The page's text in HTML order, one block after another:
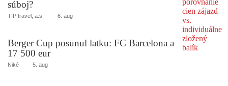
súboj?
TIP travel, a.s. 6. aug
Berger Cup posunul latku: FC Barcelona a
17 500 eur
Niké 5. aug